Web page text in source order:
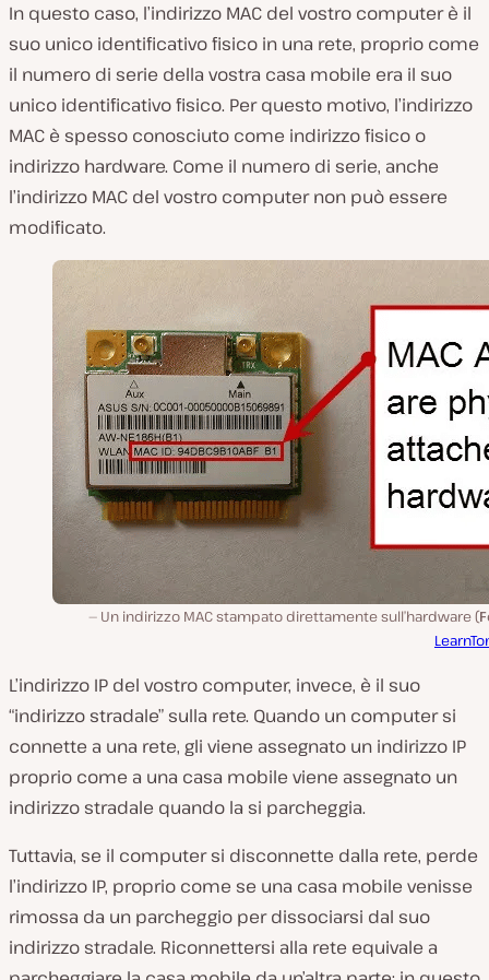
In questo caso, l’indirizzo MAC del vostro computer è il
suo unico identificativo fisico in una rete, proprio come
il numero di serie della vostra casa mobile era il suo
unico identificativo fisico. Per questo motivo, l’indirizzo
MAC è spesso conosciuto come indirizzo fisico o
indirizzo hardware. Come il numero di serie, anche
l’indirizzo MAC del vostro computer non può essere
modificato.
Un indirizzo MAC stampato direttamente sull’hardware (
L’indirizzo IP del vostro computer, invece, è il suo
“indirizzo stradale” sulla rete. Quando un computer si
connette a una rete, gli viene assegnato un indirizzo IP
proprio come a una casa mobile viene assegnato un
indirizzo stradale quando la si parcheggia.
Tuttavia, se il computer si disconnette dalla rete, perde
l’indirizzo IP, proprio come se una casa mobile venisse
rimossa da un parcheggio per dissociarsi dal suo
indirizzo stradale. Riconnettersi alla rete equivale a